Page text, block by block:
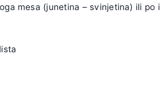
mesa (junetina – svinjetina) ili po